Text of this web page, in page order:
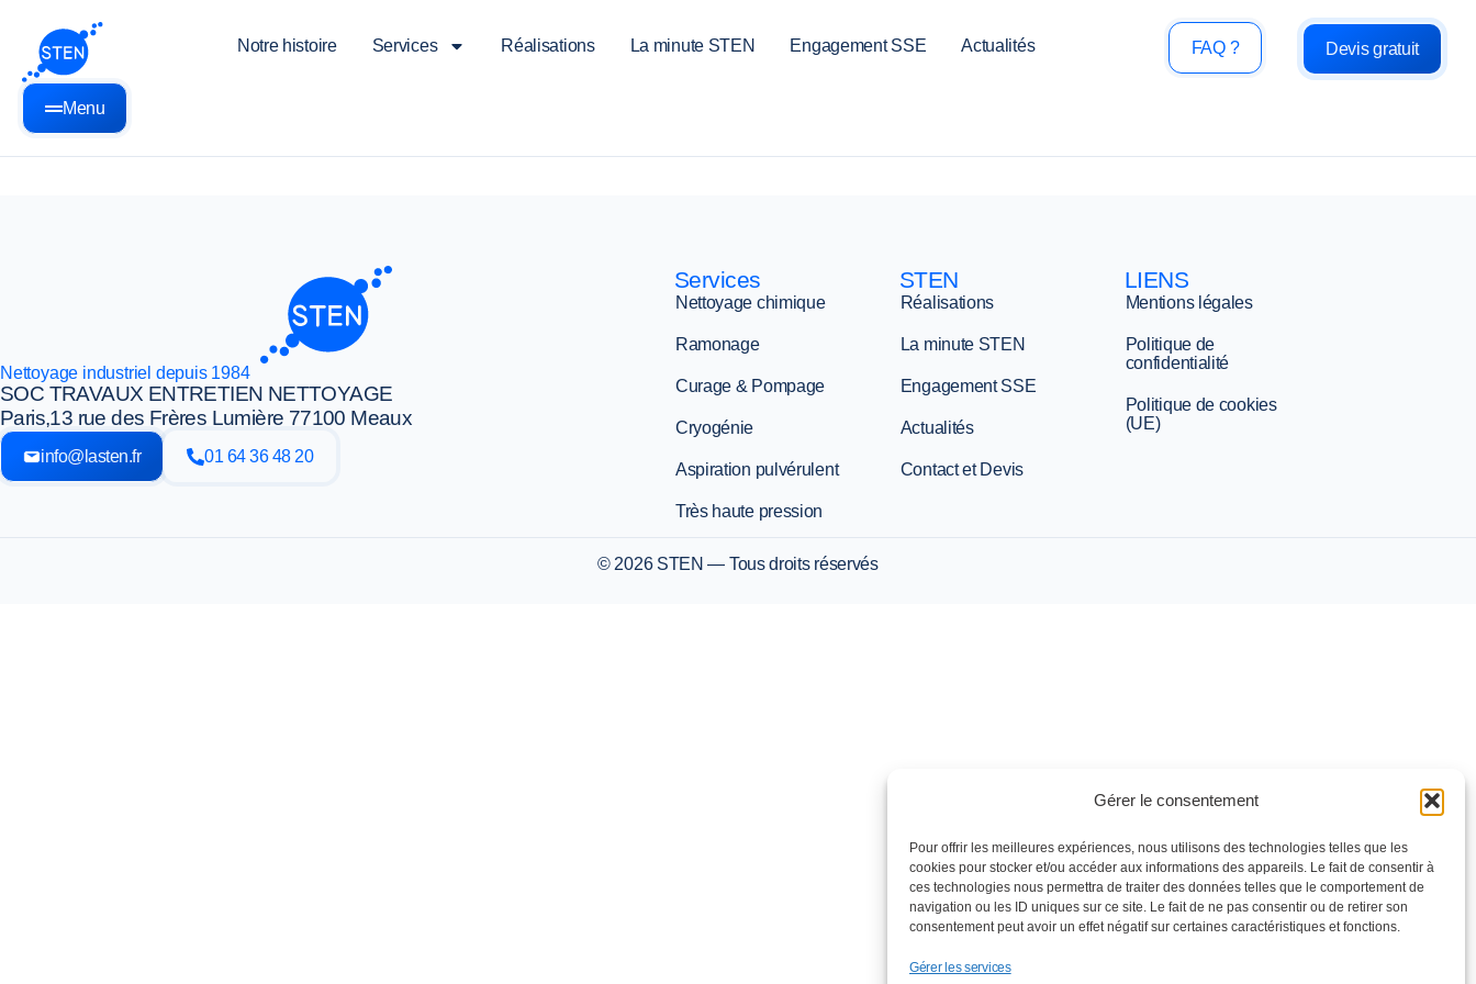
Gérer le consentement
Pour offrir les meilleures expériences, nous utilisons des technologies telles que les
cookies pour stocker et/ou accéder aux informations des appareils. Le fait de consentir à
ces technologies nous permettra de traiter des données telles que le comportement de
navigation ou les ID uniques sur ce site. Le fait de ne pas consentir ou de retirer son
consentement peut avoir un effet négatif sur certaines caractéristiques et fonctions.
Gérer les services
Menu
Notre histoire Services Réalisations La minute STEN Engagement SSE Actualités FAQ ? Devis gratuit
Nettoyage industriel depuis 1984
SOC TRAVAUX ENTRETIEN NETTOYAGE
Paris,13 rue des Frères Lumière 77100 Meaux
info@lasten.fr 01 64 36 48 20
Services
Nettoyage chimique
Ramonage
Curage & Pompage
Cryogénie
Aspiration pulvérulent
Très haute pression
STEN
Réalisations
La minute STEN
Engagement SSE
Actualités
Contact et Devis
LIENS
Mentions légales
Politique de
confidentialité
Politique de cookies
(UE)
© 2026 STEN — Tous droits réservés